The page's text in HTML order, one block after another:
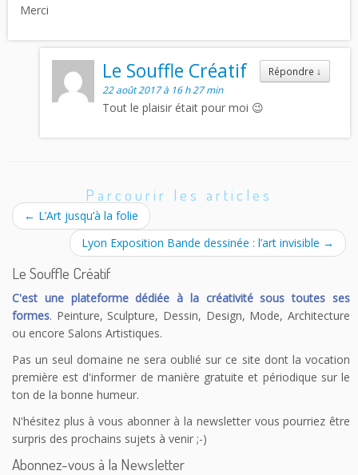
Merci
Répondre ↓
Le Souffle Créatif
22 août 2017 à 16 h 27 min
Tout le plaisir était pour moi 😉
Parcourir les articles
← L’Art jusqu’à la folie
Lyon Exposition Bande dessinée : l’art invisible →
Le Souffle Créatif
C'est une plateforme dédiée à la créativité sous toutes ses
formes. Peinture, Sculpture, Dessin, Design, Mode, Architecture
ou encore Salons Artistiques.
Pas un seul domaine ne sera oublié sur ce site dont la vocation
première est d'informer de manière gratuite et périodique sur le
ton de la bonne humeur.
N'hésitez plus à vous abonner à la newsletter vous pourriez être
surpris des prochains sujets à venir ;-)
Abonnez-vous à la Newsletter